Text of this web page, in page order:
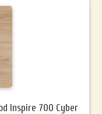
Inspire 700 Cyber